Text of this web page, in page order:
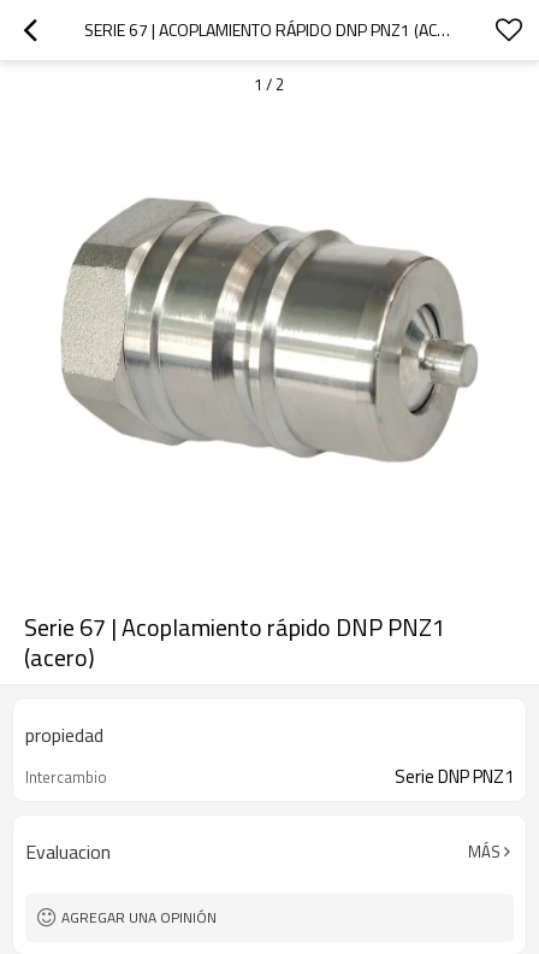
SERIE 67 | ACOPLAMIENTO RÁPIDO DNP PNZ1 (ACERO)
1 / 2
Serie 67 | Acoplamiento rápido DNP PNZ1
(acero)
propiedad
Intercambio Serie DNP PNZ1
Evaluacion MÁS
AGREGAR UNA OPINIÓN